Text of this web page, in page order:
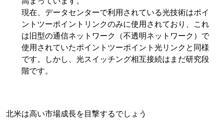
現在、データセンターで利用されている光技術はポイ
ントツーポイントリンクのみに使用されており、これ
は旧型の通信ネットワーク（不透明ネットワーク）で
使用されていたポイントツーポイント光リンクと同様
です。しかし、光スイッチング相互接続はまだ研究段
階です。
北米は高い市場成長を目撃するでしょう